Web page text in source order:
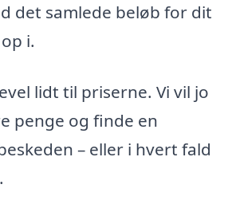
det samlede beløb for dit
i.
lidt til priserne. Vi vil jo
penge og finde en
– eller i hvert fald